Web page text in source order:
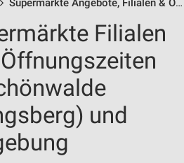
Supermärkte Angebote, Filialen & Öffnungszeiten
Filialen
und